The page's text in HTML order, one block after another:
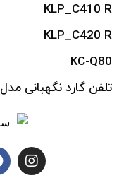
KLP_C410 R
KLP_C420 R
KC-Q80
تلفن گارد نگهبانی مدل KIP120